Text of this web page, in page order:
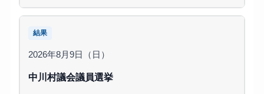
結果
2026年8月9日（日）
中川村議会議員選挙